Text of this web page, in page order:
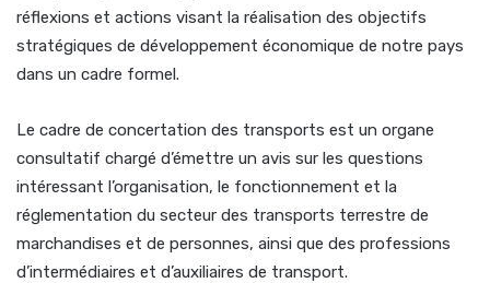
réflexions et actions visant la réalisation des objectifs
stratégiques de développement économique de notre pays
dans un cadre formel.
Le cadre de concertation des transports est un organe
consultatif chargé d’émettre un avis sur les questions
intéressant l’organisation, le fonctionnement et la
réglementation du secteur des transports terrestre de
marchandises et de personnes, ainsi que des professions
d’intermédiaires et d’auxiliaires de transport.